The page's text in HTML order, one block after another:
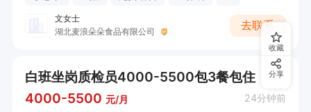
文女士
湖北麦浪朵朵食品有限公司
去联系
白班坐岗质检员4000-5500包3餐包住
4000-5500 元/月 24分钟前
收藏
分享